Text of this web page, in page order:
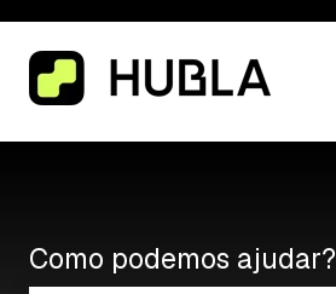
Como podemos ajudar?